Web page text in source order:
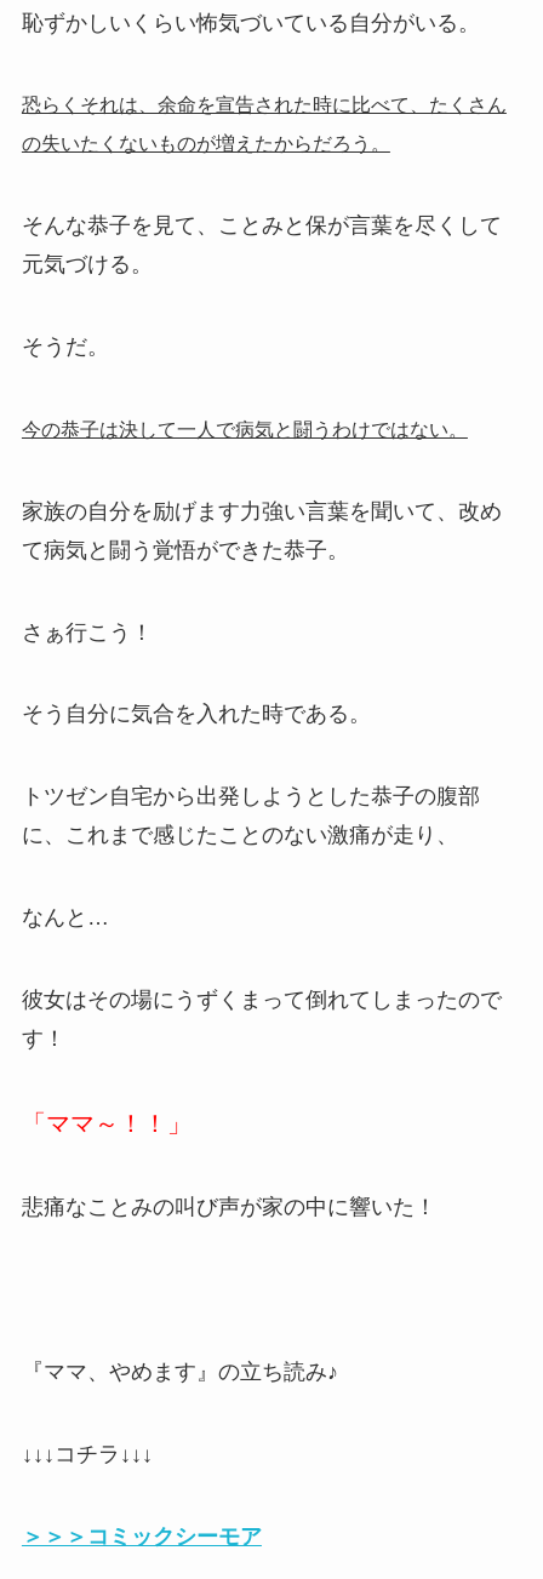
恥ずかしいくらい怖気づいている自分がいる。
恐らくそれは、余命を宣告された時に比べて、たくさん
の失いたくないものが増えたからだろう。
そんな恭子を見て、ことみと保が言葉を尽くして
元気づける。
そうだ。
今の恭子は決して一人で病気と闘うわけではない。
家族の自分を励げます力強い言葉を聞いて、改め
て病気と闘う覚悟ができた恭子。
さぁ行こう！
そう自分に気合を入れた時である。
トツゼン自宅から出発しようとした恭子の腹部
に、これまで感じたことのない激痛が走り、
なんと…
彼女はその場にうずくまって倒れてしまったので
す！
「ママ～！！」
悲痛なことみの叫び声が家の中に響いた！
『ママ、やめます』の立ち読み♪
↓↓↓コチラ↓↓↓
＞＞＞コミックシーモア